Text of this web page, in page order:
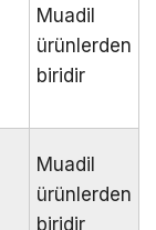
Muadil
ürünlerden
biridir
Muadil
ürünlerden
biridir